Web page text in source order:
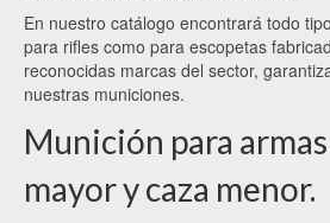
En nuestro catálogo encontrará todo
para rifles como para escopetas
reconocidas marcas del sector,
nuestras municiones.
Munición para armas
mayor y caza menor.